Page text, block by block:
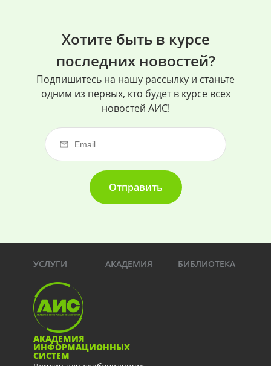
Хотите быть в курсе
последних новостей?
Подпишитесь на нашу рассылку и станьте
одним из первых, кто будет в курсе всех
новостей АИС!
Отправить
УСЛУГИ АКАДЕМИЯ БИБЛИОТЕКА
АКАДЕМИЯ
ИНФОРМАЦИОННЫХ
СИСТЕМ